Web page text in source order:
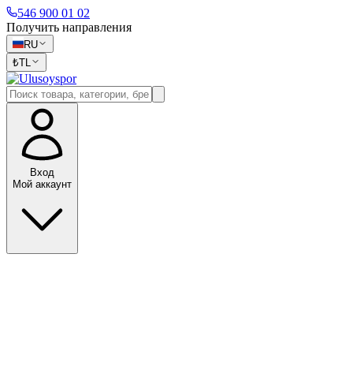
546 900 01 02
Получить направления
RU
₺TL
Вход
Мой аккаунт